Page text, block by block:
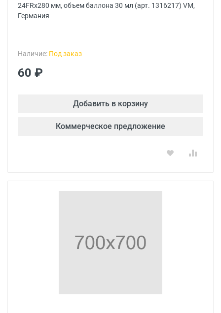
24FRх280 мм, объем баллона 30 мл (арт. 1316217) VM,
Германия
Наличие: Под заказ
60 ₽
Добавить в корзину
Коммерческое предложение